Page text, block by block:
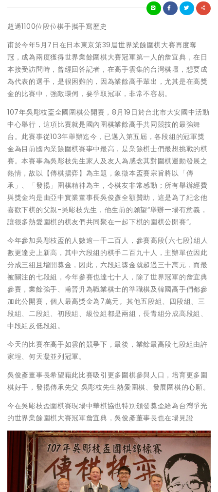
超過1100位段位棋手攜手寫歷史
甫於今年5月7日在日本東京第39屆世界業餘圍棋大賽再度奪
冠，成為兩度獲得世界業餘圍棋大賽冠軍第一人的詹宜典，在日
本接受訪問時，曾經回答記者，在高手雲集的台灣棋壇，想要成
為代表的選手，是很困難的，因為業餘高手輩出，尤其是在高獎
金的比賽中，強敵環伺，要爭取冠軍，非常不容易。
107年吳彫枝盃全國圍棋公開賽，8月19日於台北市大安國中活動
中心舉行，這項比賽就是國內圍棋業餘高手共同競技的最強舞
台。此賽事從103年舉辦迄今，已邁入第五屆，各段組的冠軍獎
金為目前國內業餘圍棋賽事中最高，是業餘棋士們最想挑戰的棋
賽。本賽事為吳彫枝先生家人及友人為感念其對圍棋運動發展之
熱情，故以【傳棋揚弈】為主題，象徵本盃賽宗旨將以「傳
承」、「發揚」圍棋精神為主，令棋友非常感動；所有舉辦經費
與獎金均是由亞中實業董事長吳俊彥全額贊助，這是為了紀念他
喜歡下棋的父親-吳彫枝先生，他生前的願望“舉辦一場有意義，
讓很多熱愛圍棋的棋友們共同聚在一起下棋的圍棋公開賽”。
今年參加吳彫枝盃的人數逾一千二百人，參賽高段(六七段)組人
數更達史上新高，其中六段組的棋手二百九十人，主辦單位因此
分成三組且增開獎金，因此，六段組獎金就超過三十萬元，而最
被關注的七段組，今年參賽也達七十人，除了世界冠軍的詹宜典
參賽，業餘強手、甫晉升為職業棋士的準職棋及韓國高手們都參
加此公開賽，個人最高獎金為7萬元。其他五段組、四段組、三
段組、二段組、初段組、級位組都是兩組，長青組分成高段組、
中段組及低段組。
今天的比賽在高手如雲的競爭下，最後，業餘最高段七段組由許
家埕、何天凝並列冠軍。
吳俊彥董事長希望藉此比賽吸引更多圍棋參與人口，培育更多圍
棋好手，發揚傳承先父 吳彫枝先生熱愛圍棋、發展圍棋的心願。
今在吳彫枝盃圍棋賽現場中華棋協也特別頒發獎盃給為台灣爭光
的世界業餘圍棋大賽冠軍詹宜典，吳俊彥董事長也在場見證